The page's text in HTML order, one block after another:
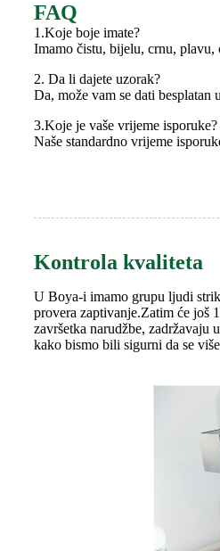
FAQ
1.Koje boje imate?
Imamo čistu, bijelu, crnu, plavu,
2. Da li dajete uzorak?
Da, može vam se dati besplatan
3.Koje je vaše vrijeme isporuke?
Naše standardno vrijeme
Kontrola kvaliteta
U Boya-i imamo grupu ljudi
provera zaptivanje.Zatim će još
završetka narudžbe, zadržavaju
kako bismo bili sigurni da se